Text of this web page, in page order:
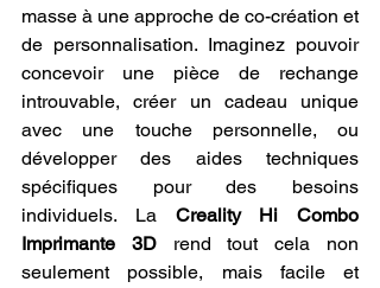
masse à une approche de co-création et
de personnalisation. Imaginez pouvoir
concevoir une pièce de rechange
introuvable, créer un cadeau unique
avec une touche personnelle, ou
développer des aides techniques
spécifiques pour des besoins
individuels. La Creality Hi Combo
Imprimante 3D rend tout cela non
seulement possible, mais facile et